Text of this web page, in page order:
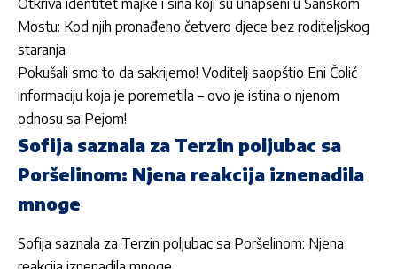
Otkriva identitet majke i sina koji su uhapšeni u Sanskom
Mostu: Kod njih pronađeno četvero djece bez roditeljskog
staranja
Pokušali smo to da sakrijemo! Voditelj saopštio Eni Čolić
informaciju koja je poremetila – ovo je istina o njenom
odnosu sa Pejom!
Sofija saznala za Terzin poljubac sa
Poršelinom: Njena reakcija iznenadila
mnoge
Sofija saznala za Terzin poljubac sa Poršelinom: Njena